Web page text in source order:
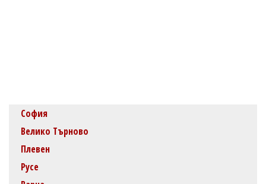
София
Велико Търново
Плевен
Русе